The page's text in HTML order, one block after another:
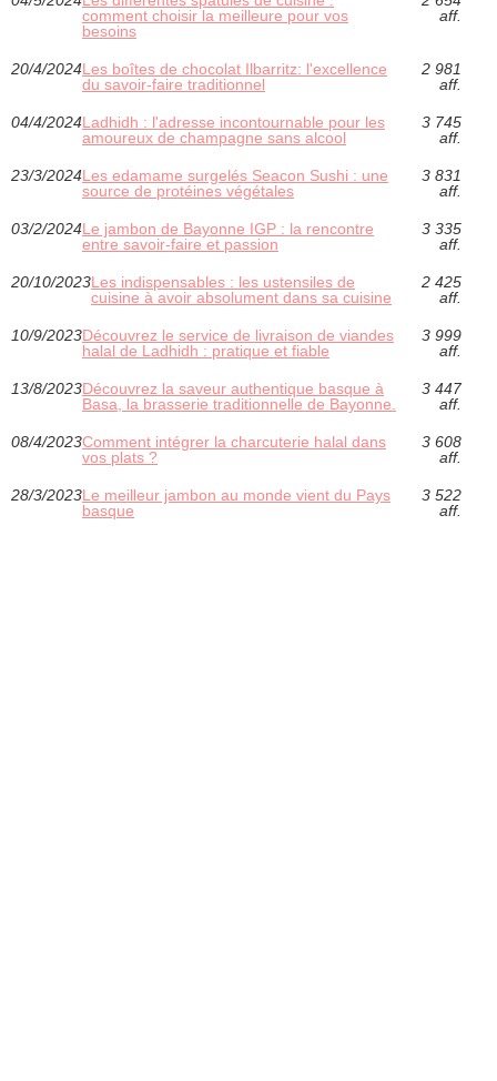
comment choisir la meilleure pour vos
besoins
aff.
20/4/2024Les boîtes de chocolat Ilbarritz: l'excellence
du savoir-faire traditionnel
2 981
aff.
04/4/2024Ladhidh : l'adresse incontournable pour les
amoureux de champagne sans alcool
3 745
aff.
23/3/2024Les edamame surgelés Seacon Sushi : une
source de protéines végétales
3 831
aff.
03/2/2024Le jambon de Bayonne IGP : la rencontre
entre savoir-faire et passion
3 335
aff.
20/10/2023Les indispensables : les ustensiles de
cuisine à avoir absolument dans sa cuisine
2 425
aff.
10/9/2023Découvrez le service de livraison de viandes
halal de Ladhidh : pratique et fiable
3 999
aff.
13/8/2023Découvrez la saveur authentique basque à
Basa, la brasserie traditionnelle de Bayonne.
3 447
aff.
08/4/2023Comment intégrer la charcuterie halal dans
vos plats ?
3 608
aff.
28/3/2023Le meilleur jambon au monde vient du Pays
basque
3 522
aff.